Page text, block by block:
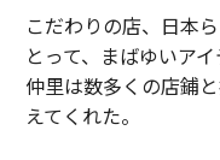
こだわりの店、日本
とって、まばゆいア
仲里は数多くの店鋪
えてくれた。